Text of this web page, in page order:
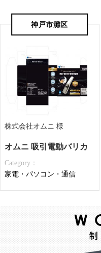
神戸市灘区
株式会社オムニ 様
オムニ 吸引電動バリカン
Category：
家電・パソコン・通信